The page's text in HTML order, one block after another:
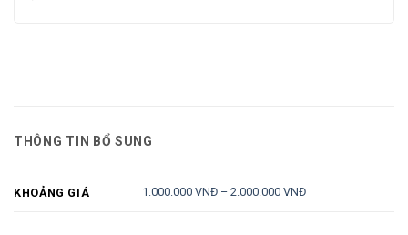
THÔNG TIN BỔ SUNG
KHOẢNG GIÁ 1.000.000 VNĐ – 2.000.000 VNĐ